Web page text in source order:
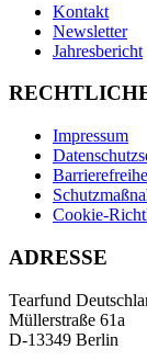
Kontakt
Newsletter
Jahresbericht
Impressum
Cookie-
ADRESSE
Tearfund
Müllerstraße 61a
D-13349 Berlin